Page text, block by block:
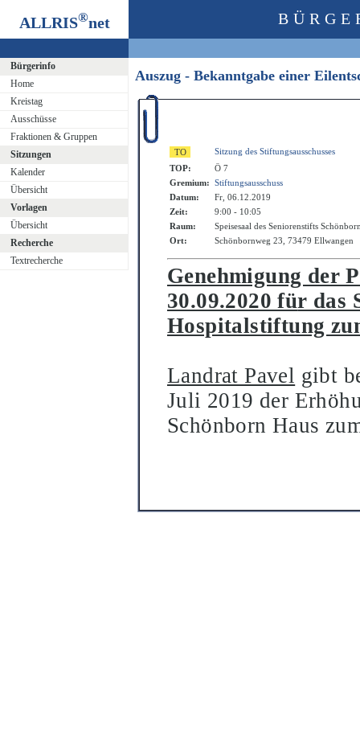
ALLRIS®net
Bürgerinfo
Home
Kreistag
Ausschüsse
Fraktionen & Gruppen
Sitzungen
Kalender
Übersicht
Vorlagen
Übersicht
Recherche
Textrecherche
Auszug - Bekanntgabe einer
Sitzung des Stiftungsausschusses
TOP:
Ö 7
Gremium: Stiftungsausschuss
Datum:
Fr, 06.12.2019
Zeit:
9:00 - 10:05
Raum:
Speisesaal des Seniorenstifts
Ort:
Schönbornweg 23, 73479 Ellwangen
Genehmigung der
30.09.2020 für das
Hospitalstiftung
Landrat Pavel gibt
Juli 2019 der Erhö
Schönborn Haus